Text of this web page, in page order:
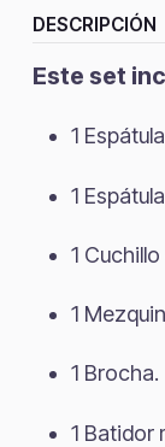
DESCRIPCIÓN
Este set
1
1
1
1
1 Brocha.
1 Batidor